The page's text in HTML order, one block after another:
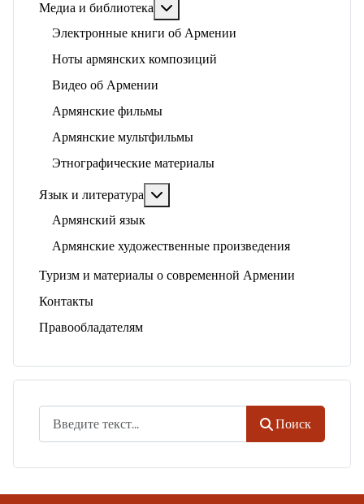
Медиа и библиотека
Электронные книги об Армении
Ноты армянских композиций
Видео об Армении
Армянские фильмы
Армянские мультфильмы
Этнографические материалы
Язык и литература
Армянский язык
Армянские художественные произведения
Туризм и материалы о современной Армении
Контакты
Правообладателям
Поиск